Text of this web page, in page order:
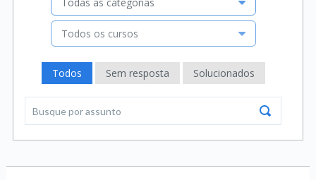
Todos os cursos
Todos Sem resposta Solucionados